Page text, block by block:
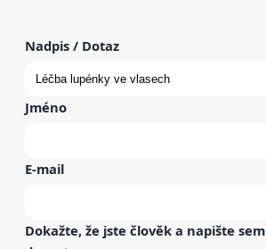
Nadpis / Dotaz
Jméno
E-mail
Dokažte, že jste člověk a napište sem